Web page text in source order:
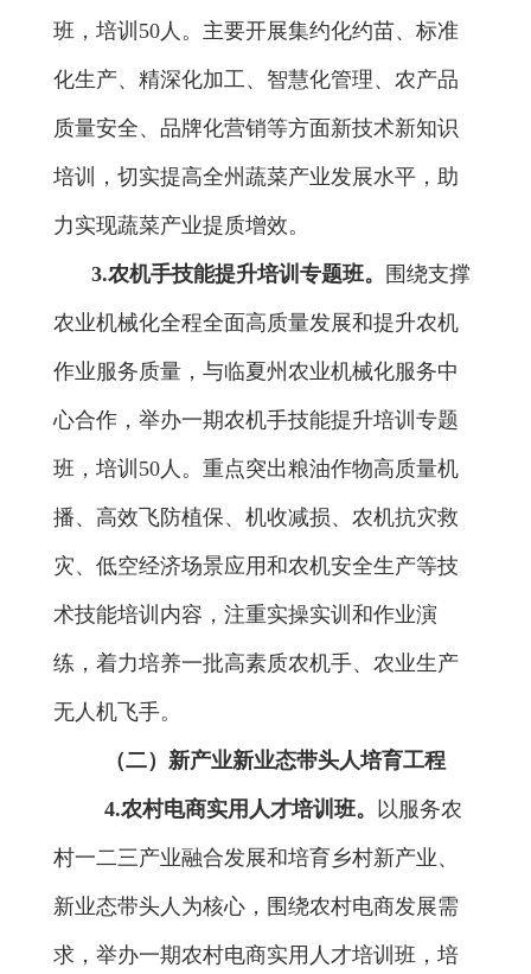
班 ，培训 50人 。主要开展集约化约苗、标准
化生产、精深化加工、智慧化管理、农产品
质量安全、品牌化营销等方面新技术新知识
培训，切实提高全州蔬菜产业发展水平，助
力实现蔬菜产业提质增效。
3.农机手技能提升培训 专题班。 围绕支撑
农业机械化全程全面高质量发展和提升农机
作业服务质量， 与临夏州农业机械化服务中
心合作，举办一期农机手技能提升培训 专题
班 ， 培训 50人。 重点突出粮油作物高质量机
播、高效飞防植保、机收减损、农机抗灾救
灾、低空经济场景应用和农机安全生产等技
术技能培训内容 ，注重实操实训和作业演
练，着力培养一批高素质农机手、农业生产
无人机飞手。
（二）新产业新业态带头人培育工程
4.农村电商实用人才培训 班。 以服务农
村一二三产业融合发展和培育乡村新产业、
新业态带头人为核心，围绕农村电商发展需
求，举办一期农村电商实用人才培训 班， 培